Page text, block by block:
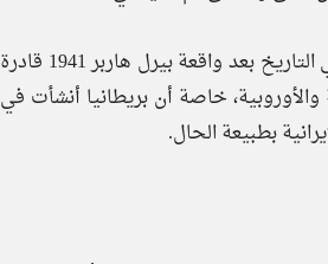
القول إن إيران التي تجرأت على قصف قاعدة أمريكية علنا للمرة الأولى في التاريخ بعد واقعة بيرل هاربر 1941 قادرة
خاصة أن بريطانيا أنشأت في